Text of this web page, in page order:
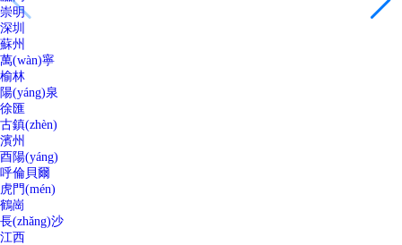
崇明
深圳
蘇州
萬(wàn)寧
榆林
陽(yáng)泉
徐匯
古鎮(zhèn)
濱州
酉陽(yáng)
呼倫貝爾
虎門(mén)
鶴崗
長(zhǎng)沙
江西